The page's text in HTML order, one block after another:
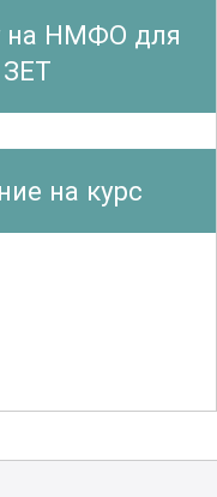
в данной
знание
уделяется
и
желающим
на НМФО для
на курс